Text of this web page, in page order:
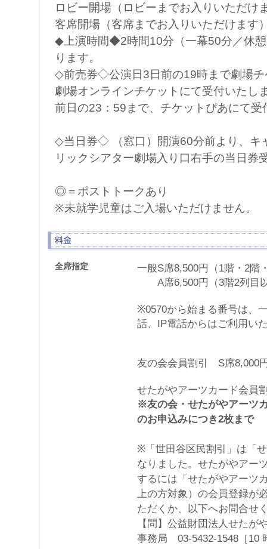
ロビー開場（ロビーまでお入りいただけ
客席開場（客席までお入りいただけます
◆上演時間◆2時間10分（一幕50分／休
ります。
◇前売券◇公演日3日前の19時まで劇場チ
劇場オンラインチケットにて受付いたし
前日の23：59まで、チケットぴあにて受
◇当日券◇ （窓口）開演60分前より、
リックシアター劇場入り口右手の当日
◎＝ポストトークあり
※未就学児童はご入場いただけません。
全席指定
一般S席8,500円（1階・2階
A席6,500円（3階2列目
※0570から始まる番号は、
話、IP電話からはご利用い
友の会会員割引 S席8,000
せたがやアーツカード会員
※友の会・せたがやアーツ
のお申込みにつき2枚まで
※「世田谷区民割引」は「
なりました。せたがやアー
するには「せたがやアーツ
上の方対象）の会員登録が
ただくか、以下へお問合せ
【問】公益財団法人せた
事務局 03-5432-1548［10